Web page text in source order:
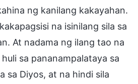
ng kanilang kakayahan.
na isinilang sila sa
At nadama ng ilang tao na
sa pananampalataya sa
sa Diyos, at na hindi sila